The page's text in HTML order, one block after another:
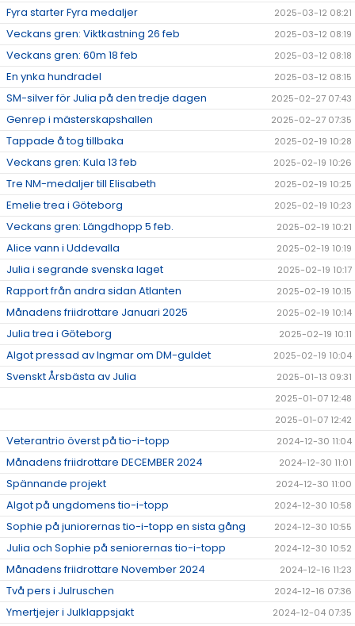
Fyra starter Fyra medaljer 2025-03-12 08:21
Veckans gren: Viktkastning 26 feb 2025-03-12 08:19
Veckans gren: 60m 18 feb 2025-03-12 08:18
En ynka hundradel 2025-03-12 08:15
SM-silver för Julia på den tredje dagen 2025-02-27 07:43
Genrep i mästerskapshallen 2025-02-27 07:35
Tappade å tog tillbaka 2025-02-19 10:28
Veckans gren: Kula 13 feb 2025-02-19 10:26
Tre NM-medaljer till Elisabeth 2025-02-19 10:25
Emelie trea i Göteborg 2025-02-19 10:23
Veckans gren: Längdhopp 5 feb. 2025-02-19 10:21
Alice vann i Uddevalla 2025-02-19 10:19
Julia i segrande svenska laget 2025-02-19 10:17
Rapport från andra sidan Atlanten 2025-02-19 10:15
Månadens friidrottare Januari 2025 2025-02-19 10:14
Julia trea i Göteborg 2025-02-19 10:11
Algot pressad av Ingmar om DM-guldet 2025-02-19 10:04
Svenskt Årsbästa av Julia
2025-01-13 09:31
2025-01-07 12:48
2025-01-07 12:42
Veterantrio överst på tio-i-topp 2024-12-30 11:04
Månadens friidrottare DECEMBER 2024 2024-12-30 11:01
Spännande projekt 2024-12-30 11:00
Algot på ungdomens tio-i-topp 2024-12-30 10:58
Sophie på juniorernas tio-i-topp en sista gång 2024-12-30 10:55
Julia och Sophie på seniorernas tio-i-topp 2024-12-30 10:52
Månadens friidrottare November 2024 2024-12-16 11:23
Två pers i Julruschen 2024-12-16 07:36
Ymertjejer i Julklappsjakt 2024-12-04 07:35